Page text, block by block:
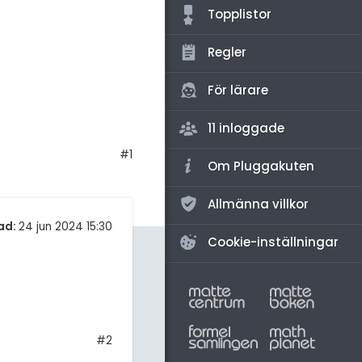
#1
24 jun 2024 15:30
#2
Topplistor
Regler
För lärare
11 inloggade
Om Pluggakuten
Allmänna villkor
Cookie-inställningar
diskussioner